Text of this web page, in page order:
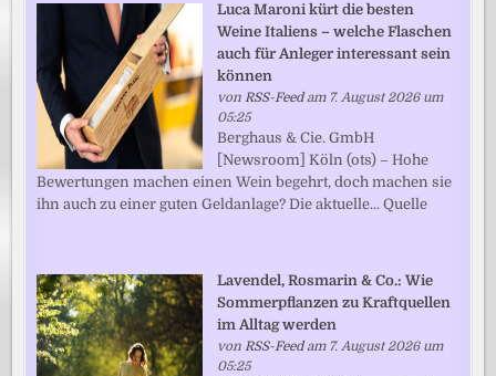
Luca Maroni kürt die besten
Weine Italiens – welche Flaschen
auch für Anleger interessant sein
können
vonRSS-Feedam 7. August 2026 um
05:25
Berghaus & Cie. GmbH
[Newsroom] Köln (ots) – Hohe
Bewertungen machen einen Wein begehrt, doch machen sie
ihn auch zu einer guten Geldanlage? Die aktuelle... Quelle
Lavendel, Rosmarin & Co.: Wie
Sommerpflanzen zu Kraftquellen
im Alltag werden
vonRSS-Feedam 7. August 2026 um
05:25